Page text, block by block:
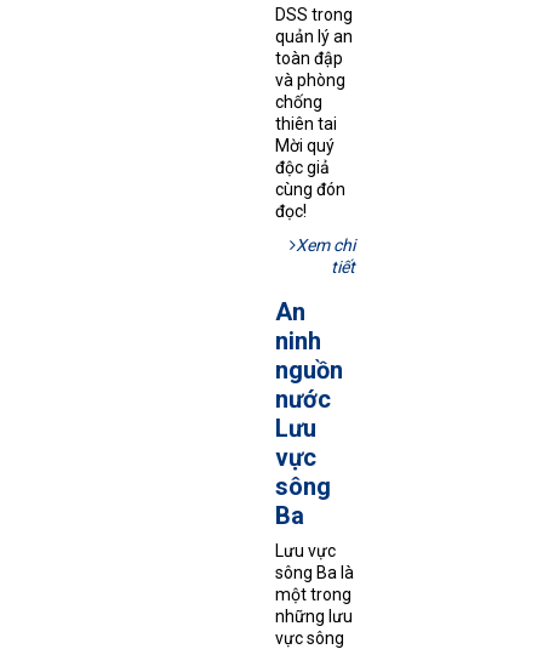
DSS trong
quản lý an
toàn đập
và phòng
chống
thiên tai
Mời quý
độc giả
cùng đón
đọc!
Xem chi
tiết
An
ninh
nguồn
nước
Lưu
vực
sông
Ba
Lưu vực
sông Ba là
một trong
những lưu
vực sông